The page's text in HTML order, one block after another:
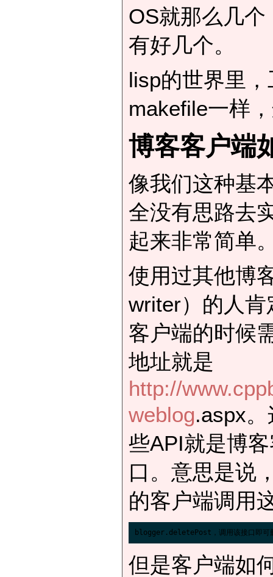
OS就那么几
有好几个。
lisp的世界里
makefile一样
博客客户端
像我们这种基
全没有思路去
起来非常简单
使用过其他博
writer）的人肯
客户端的时候
地址就是
http://
weblog.aspx
些API就是博
口。意思是说
的客户端调用
但是客户端如